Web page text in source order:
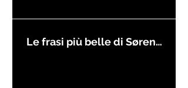
Le frasi più belle di Søren